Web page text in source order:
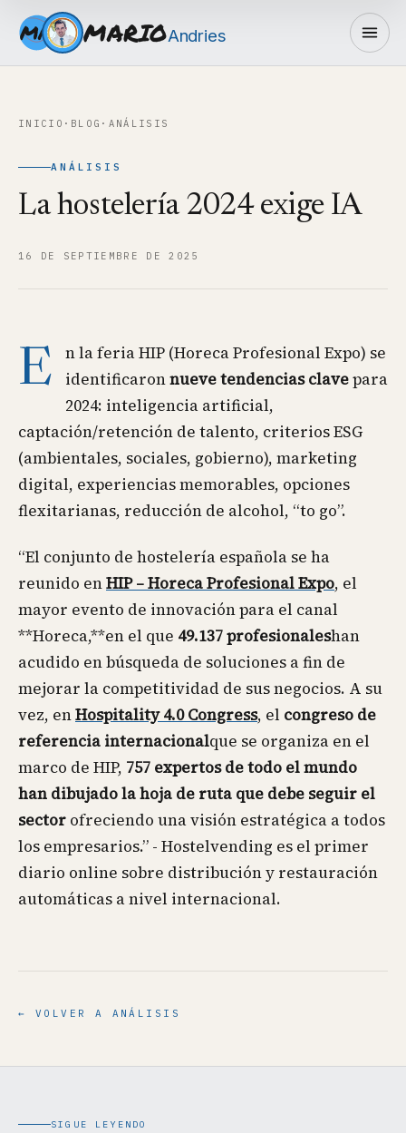
MA MARIOAndries
INICIO · BLOG · ANÁLISIS
ANÁLISIS
La hostelería 2024 exige IA
16 DE SEPTIEMBRE DE 2025
E
n la feria HIP (Horeca Profesional Expo) se
identificaronnueve tendencias clavepara
2024: inteligencia artificial,
captación/retención de talento, criterios ESG
(ambientales, sociales, gobierno), marketing
digital, experiencias memorables, opciones
flexitarianas, reducción de alcohol, “to go”.
“El conjunto de hostelería española se ha
reunido enHIP – Horeca Profesional Expo, el
mayor evento de innovación para el canal
**Horeca,**en el que 49.137 profesionaleshan
acudido en búsqueda de soluciones a fin de
mejorar la competitividad de sus negocios. A su
vez, enHospitality 4.0 Congress, el congreso de
referencia internacionalque se organiza en el
marco de HIP, 757 expertos de todo el mundo
han dibujado la hoja de ruta que debe seguir el
sector ofreciendo una visión estratégica a todos
los empresarios.” - Hostelvending es el primer
diario online sobre distribución y restauración
automáticas a nivel internacional.
← VOLVER A ANÁLISIS
SIGUE LEYENDO